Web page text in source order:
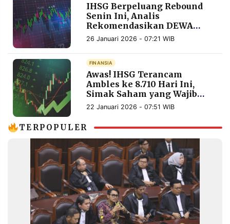
IHSG Berpeluang Rebound
Senin Ini, Analis
Rekomendasikan DEWA
hingga TLKM
26 Januari 2026 - 07:21 WIB
FINANSIA
Awas! IHSG Terancam
Ambles ke 8.710 Hari Ini,
Simak Saham yang Wajib
Dicermati
22 Januari 2026 - 07:51 WIB
TERPOPULER